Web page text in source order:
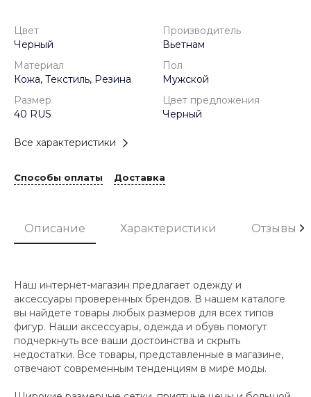
Цвет
Черный
Производитель
Вьетнам
Материал
Кожа, Текстиль, Резина
Пол
Мужской
Размер
40 RUS
Цвет предложения
Черный
Все характеристики
Способы оплаты Доставка
Описание Характеристики Отзывы
Наш интернет-магазин предлагает одежду и
аксессуары проверенных брендов. В нашем каталоге
вы найдете товары любых размеров для всех типов
фигур. Наши аксессуары, одежда и обувь помогут
подчеркнуть все ваши достоинства и скрыть
недостатки. Все товары, представленные в магазине,
отвечают современным тенденциям в мире моды.